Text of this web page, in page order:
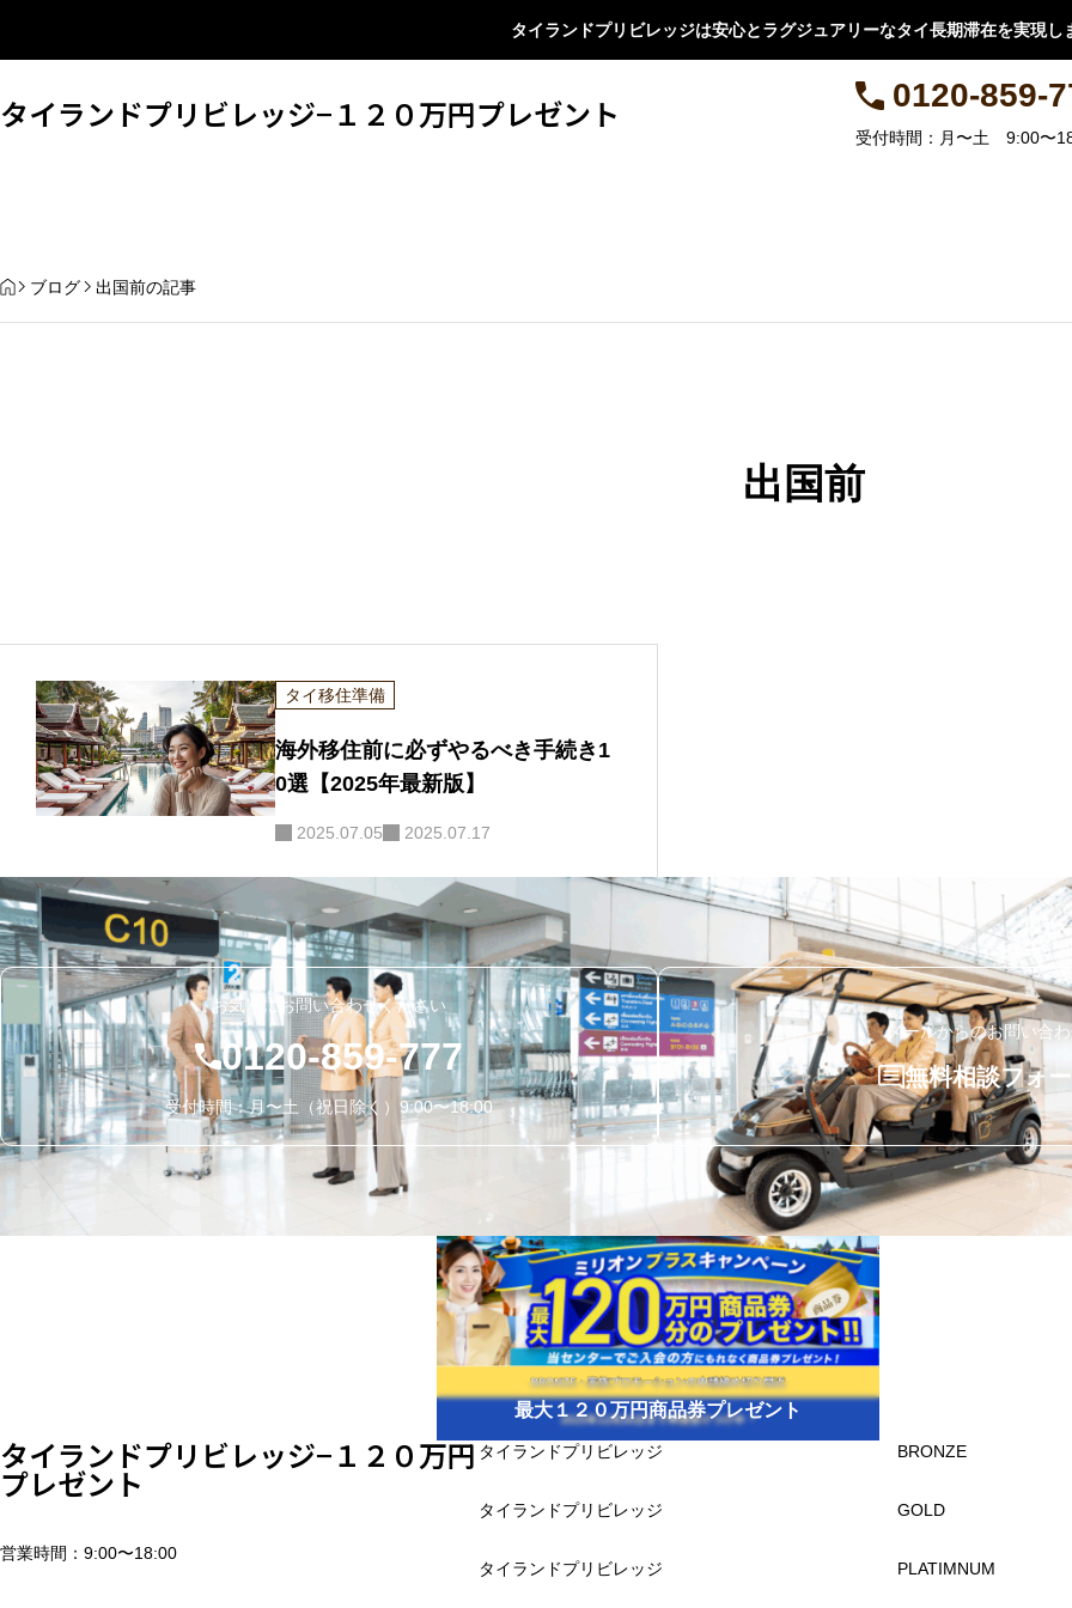
タイランドプリビレッジは安心とラグジュアリーなタイ長期滞在を実現し
タイランドプリビレッジ−１２０万円プレゼント 0120-859-
受付時間：月〜土 9:00〜
【完全ガイド】タイ移住後に必要な
届出と手続きを徹底解説
HOME
ブログ 出国前の記事
出国前
タイ移住準備
海外移住前に必ずやるべき手続き1
0選【2025年最新版】
2025.07.05 2025.07.17
お気軽にお問い合わせください
0120-859-777
受付時間：月〜土（祝日除く）9:00〜18:00
メールからのお問い合
無料相談フォ
最大１２０万円商品券プレゼント
タイランドプリビレッジ−１２０万円
プレゼント
営業時間：9:00〜18:00
タイランドプリビレッジ
タイランドプリビレッジ
タイランドプリビレッジ
BRONZE
GOLD
PLATIMNUM